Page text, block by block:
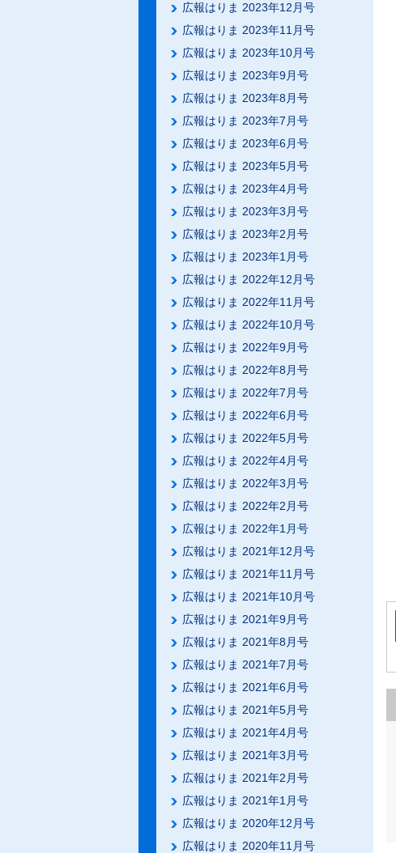
広報はりま 2023年12月号
広報はりま 2023年11月号
広報はりま 2023年10月号
広報はりま 2023年9月号
広報はりま 2023年8月号
広報はりま 2023年7月号
広報はりま 2023年6月号
広報はりま 2023年5月号
広報はりま 2023年4月号
広報はりま 2023年3月号
広報はりま 2023年2月号
広報はりま 2023年1月号
広報はりま 2022年12月号
広報はりま 2022年11月号
広報はりま 2022年10月号
広報はりま 2022年9月号
広報はりま 2022年8月号
広報はりま 2022年7月号
広報はりま 2022年6月号
広報はりま 2022年5月号
広報はりま 2022年4月号
広報はりま 2022年3月号
広報はりま 2022年2月号
広報はりま 2022年1月号
広報はりま 2021年12月号
広報はりま 2021年11月号
広報はりま 2021年10月号
広報はりま 2021年9月号
広報はりま 2021年8月号
広報はりま 2021年7月号
広報はりま 2021年6月号
広報はりま 2021年5月号
広報はりま 2021年4月号
広報はりま 2021年3月号
広報はりま 2021年2月号
広報はりま 2021年1月号
広報はりま 2020年12月号
広報はりま 2020年11月号